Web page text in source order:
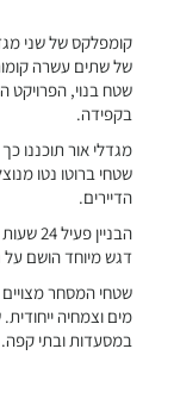
קומפלקס של שני
שטח בנוי, הפרויקט
בקפידה.
מגדלי אור תוכננו
שטחי ברוטו נטו
הדיירים.
דגש מיוחד הושם על
שטחי המסחר
מים וצמחיה
במסעדות ובתי קפה.